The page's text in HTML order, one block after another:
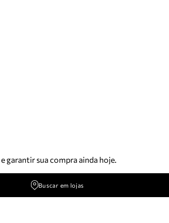
e garantir sua compra ainda hoje.
Buscar em lojas